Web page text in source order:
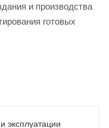
и производства
готовых
эксплуатации